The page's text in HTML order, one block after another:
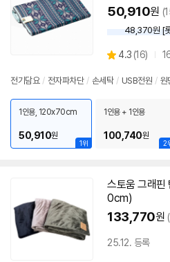
50,910원
48,370원 [
별
점
4.3 (상
리
16)
전기 담요 / 전자파차단 / 손세탁 / USB전원 / 원
1위
1인용, 120x70cm
50,910원
2
1인용 + 1인용
100,740원
스토움 그래핀
0cm)
133,770원
25.12. 등록